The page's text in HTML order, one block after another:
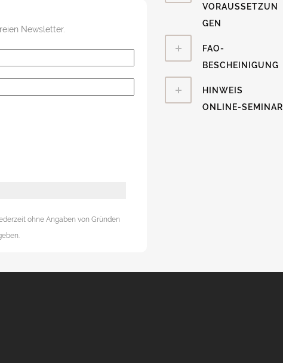
Newsletter.
ohne Angaben von Gründen
VORAUSSETZUN
GEN
FAO-
BESCHEINIGUNG
HINWEIS
ONLINE-SEMINAR